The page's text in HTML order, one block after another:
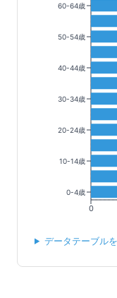
0
60-64歳
50-54歳
40-44歳
30-34歳
20-24歳
10-14歳
0-4歳
データテーブル